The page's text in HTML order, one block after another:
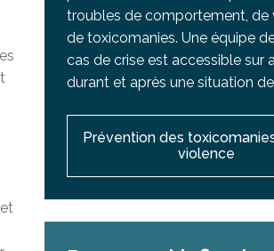
troubles de comportement, de
de toxicomanies. Une équipe
cas de crise est accessible sur
durant et après une situation
Prévention des
violence